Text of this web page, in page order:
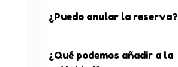
¿Puedo anular la reserva?
¿Qué podemos añadir a la